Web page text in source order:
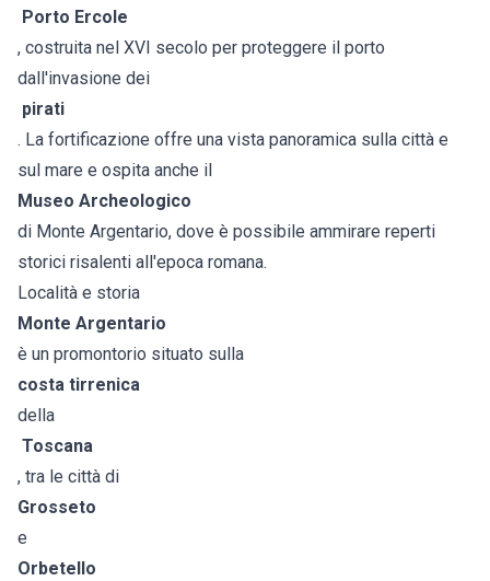
Porto Ercole
, costruita nel XVI secolo per proteggere il porto
dall'invasione dei
pirati
. La fortificazione offre una vista panoramica sulla città e
sul mare e ospita anche il
Museo Archeologico
di Monte Argentario, dove è possibile ammirare reperti
storici risalenti all'epoca romana.
Località e storia
Monte Argentario
è un promontorio situato sulla
costa tirrenica
della
Toscana
, tra le città di
Grosseto
e
Orbetello